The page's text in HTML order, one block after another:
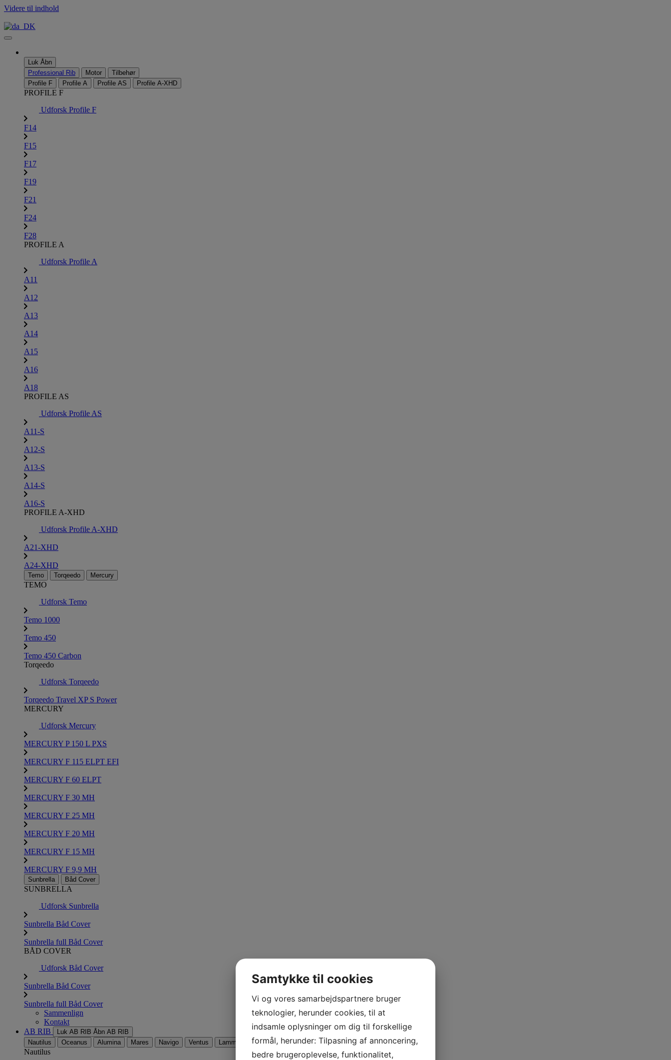
Videre til indhold
Luk Åbn
Professional Rib
Motor
Tilbehør
Profile F
Profile A Profile AS Profile A-XHD
PROFILE F
Udforsk Profile F
F14
F15
F17
F19
F21
F24
F28
PROFILE A
Udforsk Profile A
A11
A12
A13
A14
A15
A16
A18
PROFILE AS
Udforsk Profile AS
A11-S
A12-S
A13-S
A14-S
A16-S
PROFILE A-XHD
Udforsk Profile A-XHD
A21-XHD
A24-XHD
Temo Torqeedo Mercury
TEMO
Udforsk Temo
Temo 1000
Temo 450
Temo 450 Carbon
Torqeedo
Udforsk Torqeedo
Torqeedo Travel XP S Power
MERCURY
Udforsk Mercury
MERCURY P 150 L PXS
MERCURY F 115 ELPT EFI
MERCURY F 60 ELPT
MERCURY F 30 MH
MERCURY F 25 MH
MERCURY F 20 MH
MERCURY F 15 MH
MERCURY F 9,9 MH
Sunbrella Båd Cover
SUNBRELLA
Udforsk Sunbrella
Sunbrella Båd Cover
Sunbrella full Båd Cover
BÅD COVER
Udforsk Båd Cover
Sunbrella Båd Cover
Sunbrella full Båd Cover
Sammenlign
Kontakt
AB RIB
Luk AB RIB Åbn AB RIB
Nautilus
Oceanus Alumina Mares Navigo Ventus Lammina AL Lammina UL AB Rider
Nautilus
Samtykke til cookies
Vi og vores samarbejdspartnere bruger
teknologier, herunder cookies, til at
indsamle oplysninger om dig til forskellige
formål, herunder: Tilpasning af annoncering,
bedre brugeroplevelse, funktionalitet,